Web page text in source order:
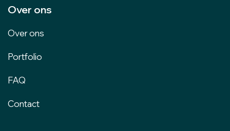
Over ons
Over ons
Portfolio
FAQ
Contact